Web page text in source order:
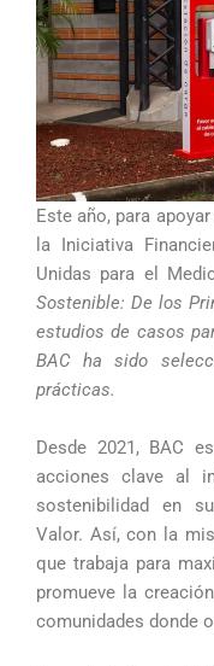
Este año, para
la Iniciativa
Unidas para el
Sostenible: De los
estudios de casos
BAC ha sido
prácticas.
Desde 2021, BAC
acciones clave al
sostenibilidad en
Valor. Así, con la
que trabaja para
promueve la
comunidades donde